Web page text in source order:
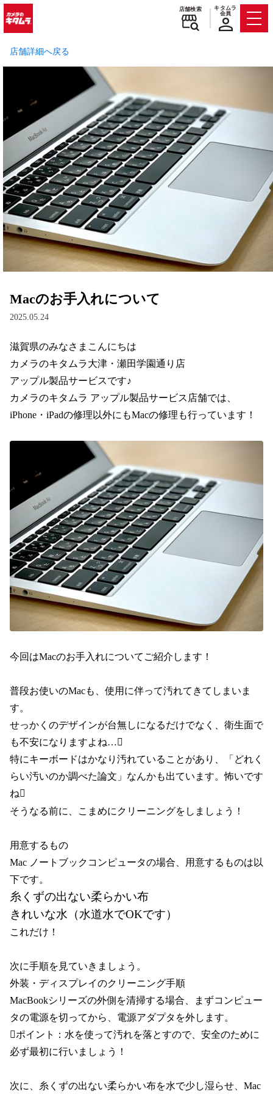
店舗検索
キタムラ
会員
店舗詳細へ戻る
Macのお手入れについて
2025.05.24
滋賀県のみなさまこんにちは
カメラのキタムラ大津・瀬田学園通り店
アップル製品サービスです♪
カメラのキタムラ アップル製品サービス店舗では、
iPhone・iPadの修理以外にもMacの修理も行っています！
今回はMacのお手入れについてご紹介します！
普段お使いのMacも、使用に伴って汚れてきてしまいま
す。
せっかくのデザインが台無しになるだけでなく、衛生面で
も不安になりますよね…
特にキーボードはかなり汚れていることがあり、「どれく
らい汚いのか調べた論文」なんかも出ています。怖いです
ね
そうなる前に、こまめにクリーニングをしましょう！
用意するもの
Mac ノートブックコンピュータの場合、用意するものは以
下です。
糸くずの出ない柔らかい布
きれいな水（水道水でOKです）
これだけ！
次に手順を見ていきましょう。
外装・ディスプレイのクリーニング手順
MacBookシリーズの外側を清掃する場合、まずコンピュー
タの電源を切ってから、電源アダプタを外します。
ポイント：水を使って汚れを落とすので、安全のために
必ず最初に行いましょう！
次に、糸くずの出ない柔らかい布を水で少し湿らせ、Mac